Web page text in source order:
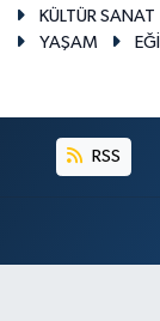
KÜLTÜR SANAT
YAŞAM
RSS